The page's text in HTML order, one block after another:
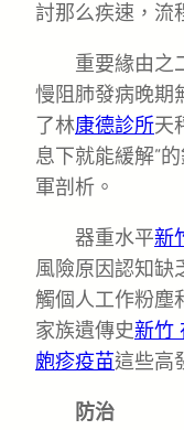
討那么疾速，流
重要緣由之
慢阻肺發病晚期
了林康德診所天
息下就能緩解”
軍剖析。
器重水平新
風險原因認知缺
觸個人工作粉塵
家族遺傳史新竹
皰疹疫苗這些高
防治